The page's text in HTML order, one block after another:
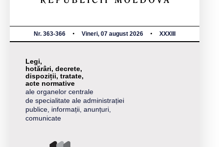
Nr. 363-366 Vineri, 07 august 2026 XXXIII
Legi,
hotărâri, decrete,
dispoziții, tratate,
acte normative
ale organelor centrale
de specialitate ale administrației
publice, informații, anunțuri,
comunicate